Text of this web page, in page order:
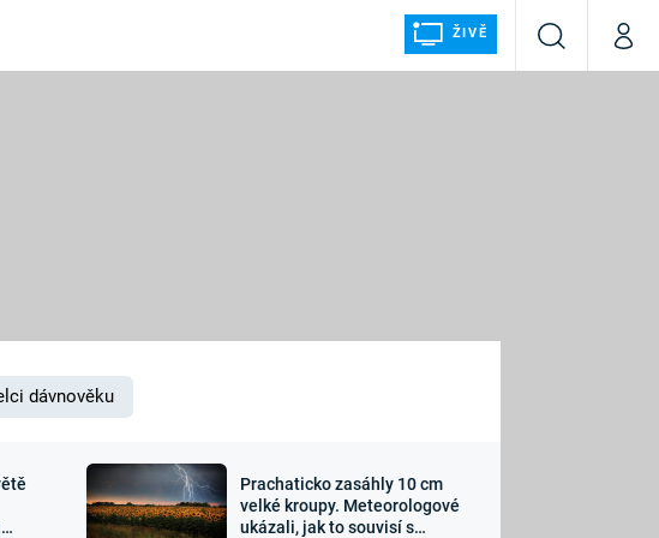
ŽIVĚ
VyhledáváníMůj
Zajímavosti Sledujte nás
dávnověku
Prachaticko zasáhly 10 cm
velké kroupy. Meteorologové
ukázali, jak to souvisí s